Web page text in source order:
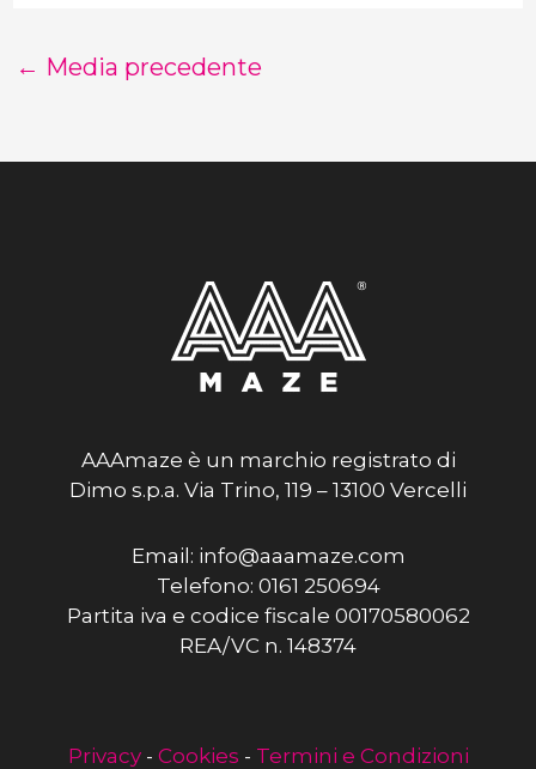
← Media precedente
AAAmaze è un marchio registrato di
Dimo s.p.a. Via Trino, 119 – 13100 Vercelli
Email: info@aaamaze.com
Telefono: 0161 250694
Partita iva e codice fiscale 00170580062
REA/VC n. 148374
Privacy- Cookies - Termini e Condizioni